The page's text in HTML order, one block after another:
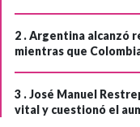
2 .Argentina alcanzó
mientras que
3 .José Manuel
vital y cuestionó el